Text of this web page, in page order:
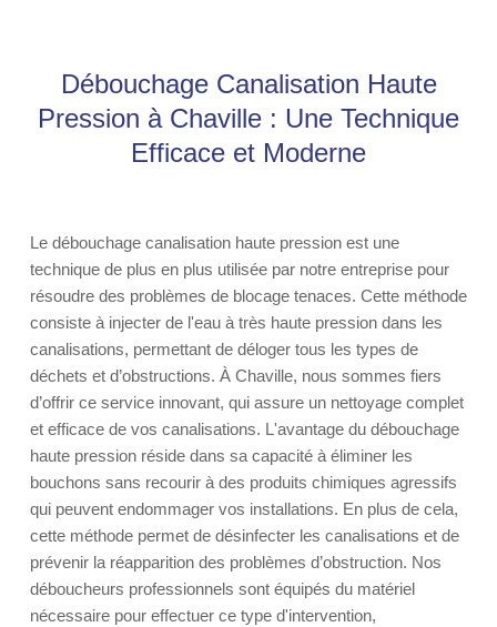
Débouchage Canalisation Haute
Pression à Chaville : Une Technique
Efficace et Moderne
Le débouchage canalisation haute pression est une
technique de plus en plus utilisée par notre entreprise pour
résoudre des problèmes de blocage tenaces. Cette méthode
consiste à injecter de l'eau à très haute pression dans les
canalisations, permettant de déloger tous les types de
déchets et d’obstructions. À Chaville, nous sommes fiers
d’offrir ce service innovant, qui assure un nettoyage complet
et efficace de vos canalisations. L'avantage du débouchage
haute pression réside dans sa capacité à éliminer les
bouchons sans recourir à des produits chimiques agressifs
qui peuvent endommager vos installations. En plus de cela,
cette méthode permet de désinfecter les canalisations et de
prévenir la réapparition des problèmes d’obstruction. Nos
déboucheurs professionnels sont équipés du matériel
nécessaire pour effectuer ce type d'intervention,